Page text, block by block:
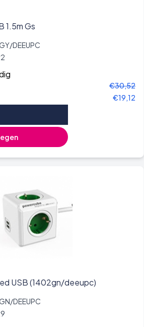
1.5m Gs
DEEUPC
€30,52
€19,12
USB (1402gn/deeupc)
DEEUPC